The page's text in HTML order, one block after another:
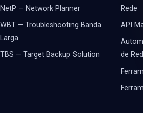
NetP — Network Planner
WBT — Troubleshooting Banda
Larga
TBS — Target Backup Solution
Rede
API
de